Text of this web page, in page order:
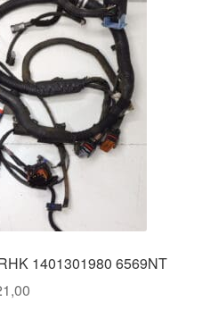
1401301980 6569NT